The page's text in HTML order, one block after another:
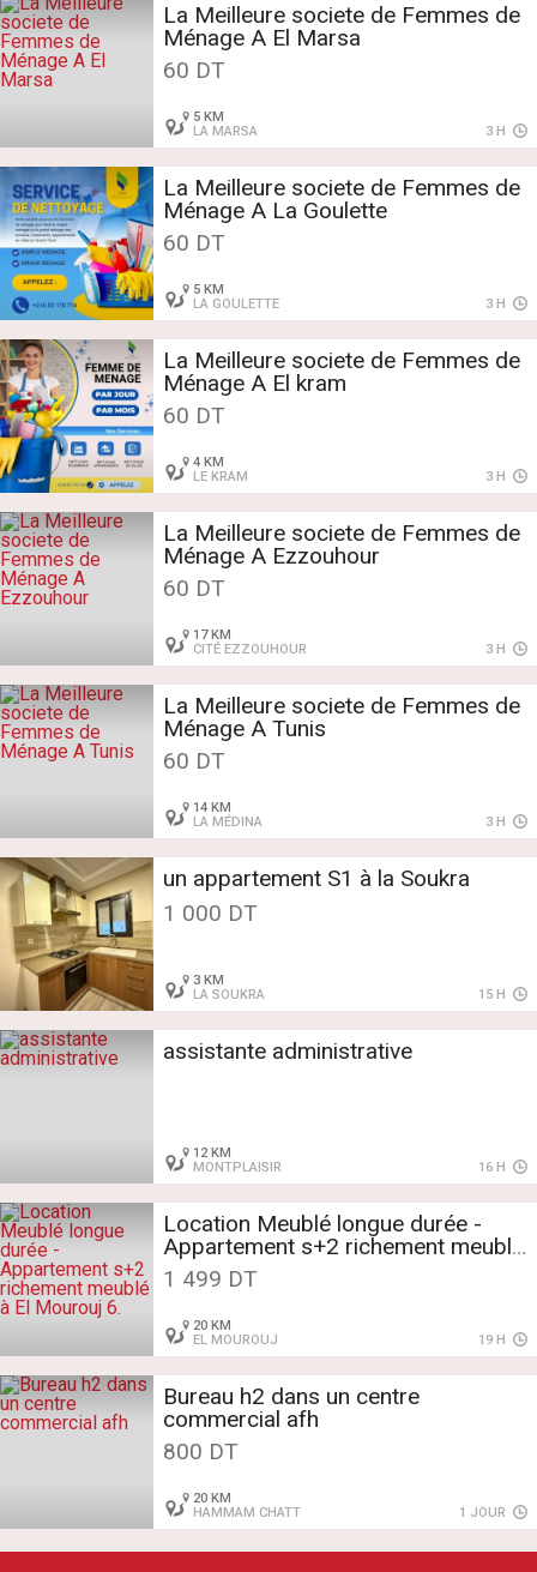
La Meilleure societe de Femmes de
Ménage A El Marsa
60 DT
5 KM
LA MARSA
3 H
La Meilleure societe de Femmes de
Ménage A La Goulette
60 DT
5 KM
LA GOULETTE
3 H
La Meilleure societe de Femmes de
Ménage A El kram
60 DT
4 KM
LE KRAM
3 H
La Meilleure societe de Femmes de
Ménage A Ezzouhour
60 DT
17 KM
CITÉ EZZOUHOUR
3 H
La Meilleure societe de Femmes de
Ménage A Tunis
60 DT
14 KM
LA MÉDINA
3 H
un appartement S1 à la Soukra
1 000 DT
3 KM
LA SOUKRA
15 H
assistante administrative
12 KM
MONTPLAISIR
16 H
Location Meublé longue durée -
Appartement s+2 richement meublé
à El Mourouj 6.
1 499 DT
20 KM
EL MOUROUJ
19 H
Bureau h2 dans un centre
commercial afh
800 DT
20 KM
HAMMAM CHATT
1 JOUR